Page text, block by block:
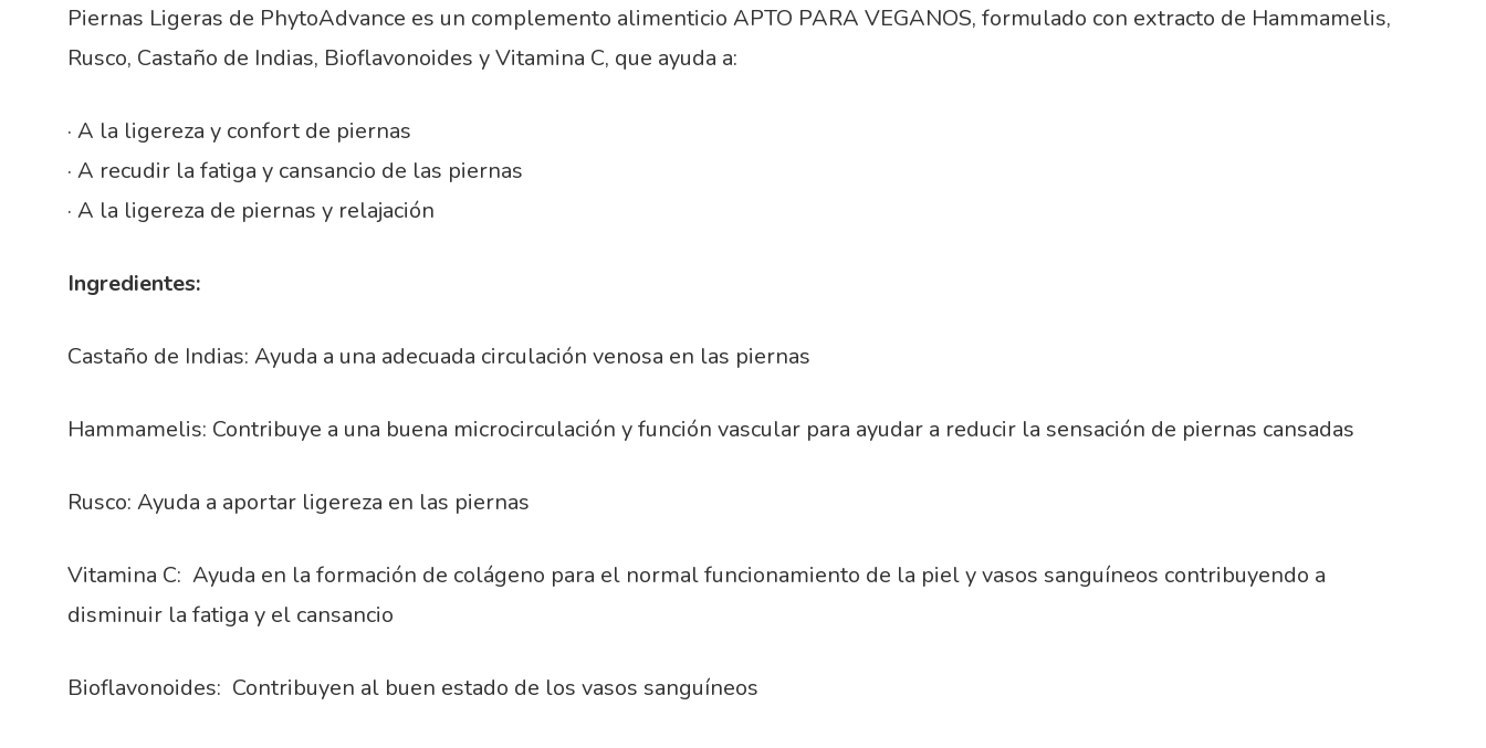
Piernas Ligeras de PhytoAdvance es un complemento alimenticio APTO PARA VEGANOS, formulado con extracto de Hammamelis,
Rusco, Castaño de Indias, Bioflavonoides y Vitamina C, que ayuda a:
· A la ligereza y confort de piernas
· A recudir la fatiga y cansancio de las piernas
· A la ligereza de piernas y relajación
Ingredientes:
Castaño de Indias: Ayuda a una adecuada circulación venosa en las piernas
Hammamelis: Contribuye a una buena microcirculación y función vascular para ayudar a reducir la sensación de piernas cansadas
Rusco: Ayuda a aportar ligereza en las piernas
Vitamina C: Ayuda en la formación de colágeno para el normal funcionamiento de la piel y vasos sanguíneos contribuyendo a
disminuir la fatiga y el cansancio
Bioflavonoides: Contribuyen al buen estado de los vasos sanguíneos